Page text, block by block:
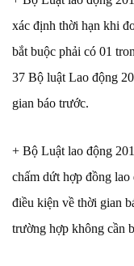
xác định thời hạn khi
bắt buộc phải có 01
37 Bộ luật Lao động
gian báo trước.
+ Bộ Luật lao động
chấm dứt hợp đồng
điều kiện về thời gian
trường hợp không cần